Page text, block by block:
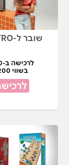
שובר ל-CASTRO
לרכישה ב-₪170
בשווי ₪200